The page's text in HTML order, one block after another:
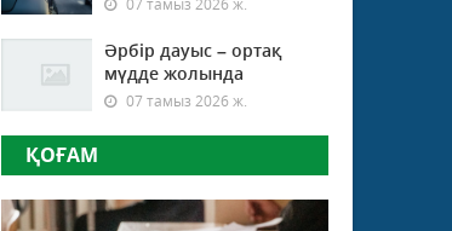
07 тамыз 2026 ж.
Әрбір дауыс – ортақ
мүдде жолында
07 тамыз 2026 ж.
ҚОҒАМ